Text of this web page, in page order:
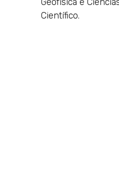
Científico.